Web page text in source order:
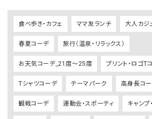
食べ歩き・カフェ ママ友ランチ 大人カジ
春夏コーデ 旅行（温泉・リラックス）
お天気コーデ_21度～25度 プリント・ロゴT
Tシャツコーデ テーマパーク 高身長コ
観戦コーデ 運動会・スポーティ キャンプ